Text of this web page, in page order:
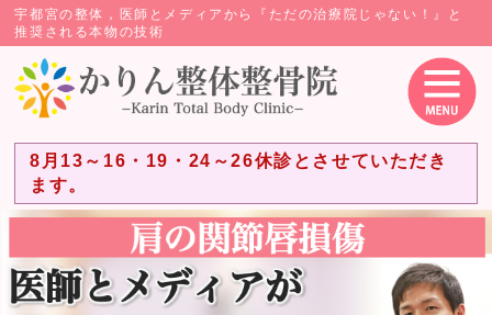
宇都宮の整体，医師とメディアから『ただの治療院じゃない！』と
推奨される本物の技術
8月13～16・19・24～26休診とさせていただき
ます。